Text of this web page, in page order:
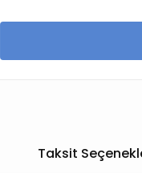
Taksit